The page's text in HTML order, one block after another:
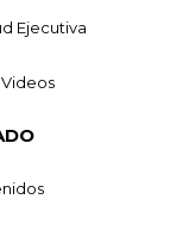
Ejecutiva
Videos